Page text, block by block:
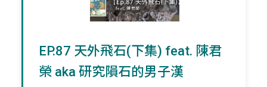
EP.87 天外飛石(下集) feat. 陳君
榮 aka 研究隕石的男子漢